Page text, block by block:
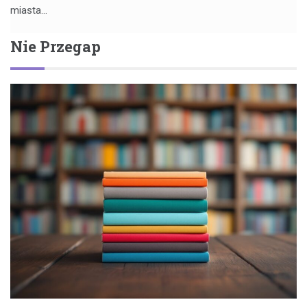
miasta…
Nie Przegap